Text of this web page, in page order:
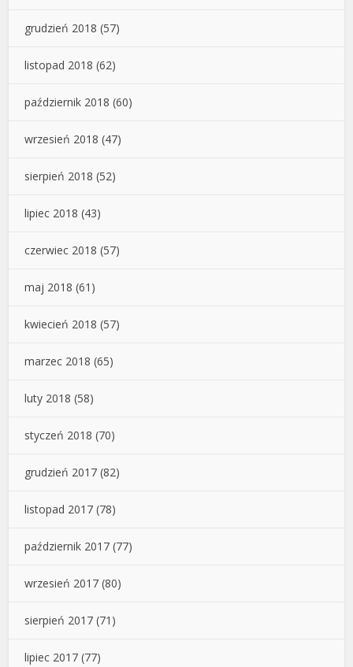
grudzień 2018 (57)
listopad 2018 (62)
październik 2018 (60)
wrzesień 2018 (47)
sierpień 2018 (52)
lipiec 2018 (43)
czerwiec 2018 (57)
maj 2018 (61)
kwiecień 2018 (57)
marzec 2018 (65)
luty 2018 (58)
styczeń 2018 (70)
grudzień 2017 (82)
listopad 2017 (78)
październik 2017 (77)
wrzesień 2017 (80)
sierpień 2017 (71)
lipiec 2017 (77)